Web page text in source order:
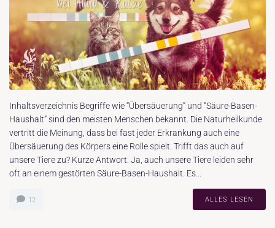
Inhaltsverzeichnis Begriffe wie “Übersäuerung” und “Säure-Basen-
Haushalt” sind den meisten Menschen bekannt. Die Naturheilkunde
vertritt die Meinung, dass bei fast jeder Erkrankung auch eine
Übersäuerung des Körpers eine Rolle spielt. Trifft das auch auf
unsere Tiere zu? Kurze Antwort: Ja, auch unsere Tiere leiden sehr
oft an einem gestörten Säure-Basen-Haushalt. Es...
12 ALLES LESEN